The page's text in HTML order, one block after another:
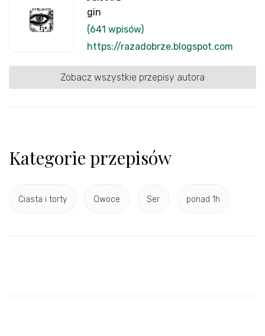
gin
(641 wpisów)
https://razadobrze.blogspot.com
Zobacz wszystkie przepisy autora
Kategorie przepisów
Ciasta i torty Owoce Ser ponad 1h